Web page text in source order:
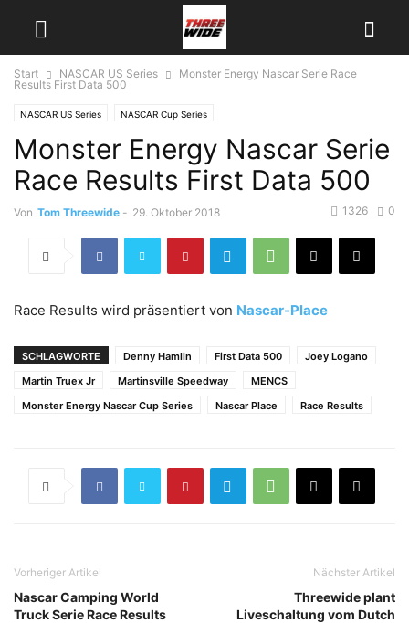
Start NASCAR US Series
Monster Energy Nascar Serie Race
Results First Data 500
NASCAR US Series NASCAR Cup Series
Monster Energy Nascar Serie
Race Results First Data 500
Von Tom Threewide - 29. Oktober 2018 0
1326
Race Results wird präsentiert von Nascar-Place
SCHLAGWORTE Denny Hamlin First Data 500
Joey Logano
Martin Truex Jr
Martinsville Speedway
MENCS
Monster Energy Nascar Cup Series
Nascar Place Race Results
Vorheriger Artikel
Nascar Camping World
Truck Serie Race Results
Nächster Artikel
Threewide plant
Liveschaltung vom Dutch